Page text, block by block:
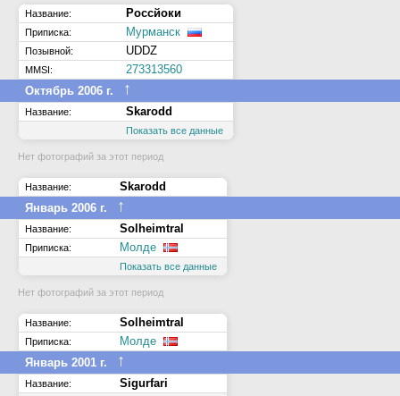
Название: Россйоки
Приписка: Мурманск
Позывной: UDDZ
MMSI:
273313560
Октябрь 2006 г.
↑
Название: Skarodd
Показать все данные
Нет фотографий за этот период
Название:
Skarodd
Январь 2006 г.
↑
Название: Solheimtral
Приписка: Молде
Показать все данные
Нет фотографий за этот период
Название: Solheimtral
Приписка:
Молде
Январь 2001 г.
↑
Название: Sigurfari